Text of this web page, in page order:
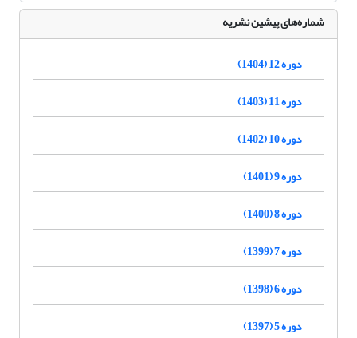
شماره‌های پیشین نشریه
دوره 12 (1404)
دوره 11 (1403)
دوره 10 (1402)
دوره 9 (1401)
دوره 8 (1400)
دوره 7 (1399)
دوره 6 (1398)
دوره 5 (1397)